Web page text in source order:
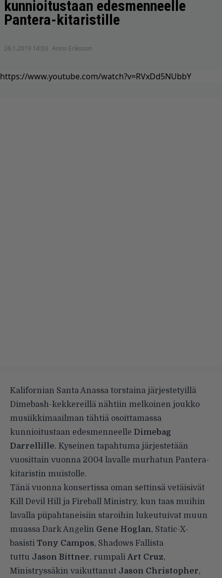
kunnioitustaan edesmenneelle
Pantera-kitaristille
26.1.2019 14:03 Anssi Eriksson
https://www.youtube.com/watch?v=RVxDd5NUbbY
Kalifornian Santa Anassa torstaina järjestetyillä
Dimebash-kekkereillä nähtiin melkoinen joukko
musiikkimaailman tähtiä osoittamassa
kunnioitustaan edesmenneelle Dimebag
Darrellille. Kyseinen tapahtuma järjestetään
vuosittain vuonna 2004 lavalle murhatun Pantera-
kitaristin muistolle.
Tänä vuonna konsertissa oman settinsä vetäisivät
Kill Devil Hill ja Fireball Ministry, kun taas muihin
lavalla piipahtaneisiin staroihin lukeutuivat muun
muassa Dark Angelin Gene Hoglan, Static-X-
basisti Tony Campos, Shadows Fallista
tuttu Jason Bittner, rumpali Art Cruz,
Ministryssäkin vaikuttanut Jason Christopher,